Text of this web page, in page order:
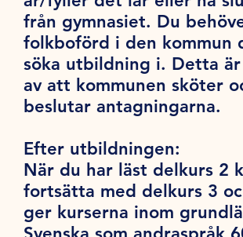
från gymnasiet. Du
folkboförd i den kommun
söka utbildning i. Detta
av att kommunen sköter
beslutar antagningarna.
Efter utbildningen:
När du har läst delkurs 2
fortsätta med delkurs 3
ger kurserna inom